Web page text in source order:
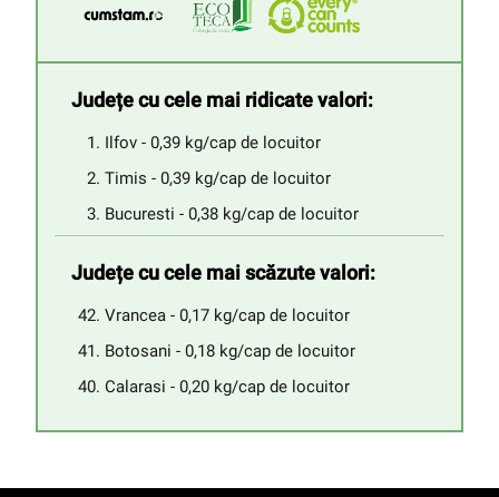
Județe cu cele mai ridicate valori:
Ilfov - 0,39 kg/cap de locuitor
Timis - 0,39 kg/cap de locuitor
Bucuresti - 0,38 kg/cap de locuitor
Județe cu cele mai scăzute valori:
Vrancea - 0,17 kg/cap de locuitor
Botosani - 0,18 kg/cap de locuitor
Calarasi - 0,20 kg/cap de locuitor